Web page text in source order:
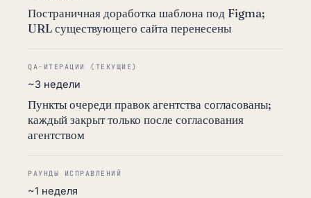
Постраничная доработка шаблона под Figma;
URL существующего сайта перенесены
QA-ИТЕРАЦИИ (ТЕКУЩИЕ)
~3 недели
Пункты очереди правок агентства согласованы;
каждый закрыт только после согласования
агентством
РАУНДЫ ИСПРАВЛЕНИЙ
~1 неделя